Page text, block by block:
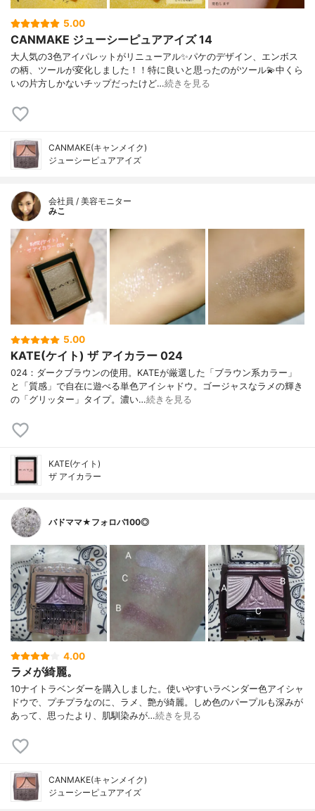
5.00
CANMAKE ジューシーピュアアイズ 14
大人気の3色アイパレットがリニューアル✨パケのデザイン、エンボス
の柄、ツールが変化しました！！特に良いと思ったのがツール💫中くら
いの片方しかないチップだったけど…続きを見る
CANMAKE(キャンメイク)
ジューシーピュアアイズ
会社員 / 美容モニター
みこ
5.00
KATE(ケイト) ザ アイカラー 024
024：ダークブラウンの使用。KATEが厳選した「ブラウン系カラー」
と「質感」で自在に遊べる単色アイシャドウ。ゴージャスなラメの輝き
の「グリッター」タイプ。濃い…続きを見る
KATE(ケイト)
ザ アイカラー
バドママ★フォロバ100◎
4.00
ラメが綺麗。
10ナイトラベンダーを購入しました。使いやすいラベンダー色アイシャ
ドウで、プチプラなのに、ラメ、艶が綺麗。しめ色のパープルも深みが
あって、思ったより、肌馴染みが…続きを見る
CANMAKE(キャンメイク)
ジューシーピュアアイズ